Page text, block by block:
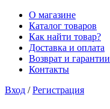
О магазине
Каталог товаров
Как найти товар?
Доставка и оплата
Возврат и гарантии
Контакты
Вход / Регистрация